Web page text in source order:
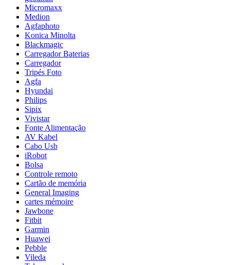
Micromaxx
Medion
Agfaphoto
Konica Minolta
Blackmagic
Carregador Baterias
Carregador
Tripés Foto
Agfa
Hyundai
Philips
Sipix
Vivistar
Fonte Alimentação
AV Kabel
Cabo Usb
iRobot
Bolsa
Controle remoto
Cartão de memória
General Imaging
cartes mémoire
Jawbone
Fitbit
Garmin
Huawei
Pebble
Vileda